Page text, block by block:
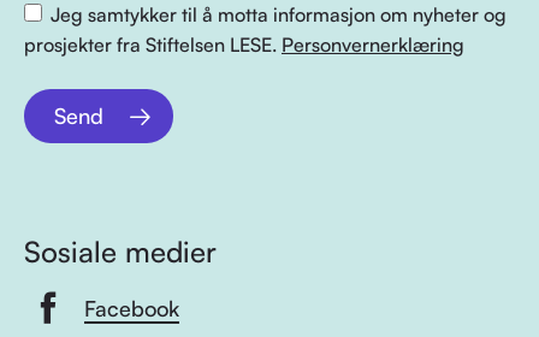
Jeg samtykker til å motta informasjon om nyheter og
prosjekter fra Stiftelsen LESE. Personvernerklæring
Send
Sosiale medier
Facebook